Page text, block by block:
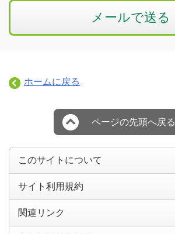
メールで送る
ホームに戻る
ページの先頭へ戻る
このサイトについて
サイト利用規約
関連リンク